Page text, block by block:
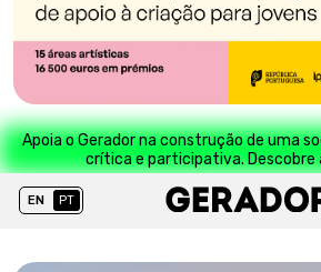
Apoia o Gerador na construção de uma
crítica e participativa. Descobre
EN PT